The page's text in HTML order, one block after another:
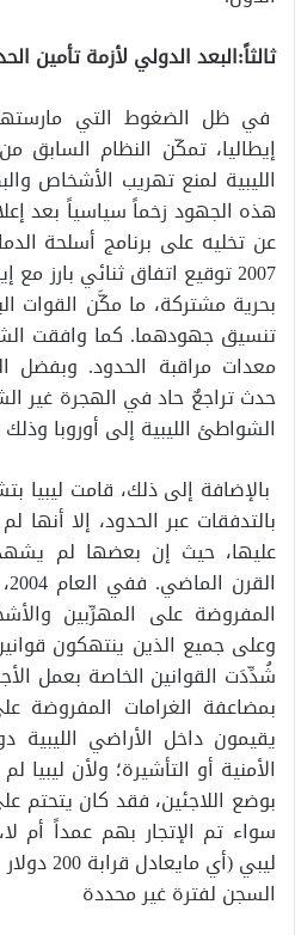
ثالثاً:البعد الدولي لأزمة تأمين
في ظل الضغوط التي مارستها
إيطاليا، تمكّن النظام السابق
الليبية لمنع تهريب الأشخاص
عن تخليه على برنامج أسلحة
2007 توقيع اتفاق ثنائي بارز
بحرية مشتركة، ما مكَّن القوات
تنسيق جهودهما. كما وافقت
معدات مراقبة الحدود. وبفضل
حدث تراجعٌ حاد في الهجرة غير
الشواطئ الليبية إلى أوروبا وذلك بين
بالإضافة إلى ذلك، قامت ليبيا
بالتدفقات عبر الحدود، إلا
عليها، حيث إن بعضها لم
المفروضة على المهرِّبين
بمضاعفة الغرامات المفروضة
يقيمون داخل الأراضي
الأمنية أو التأشيرة؛ ولأن
بوضع اللاجئين، فقد كان يتحتم
ليبي (أي
السجن لفترة غير محددة